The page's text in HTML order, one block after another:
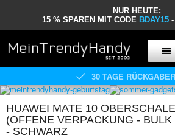
NUR HEUTE:
15 % SPAREN MIT CODE BDAY15 -
30 TAGE
HUAWEI MATE 10
(OFFENE VERPACKUNG -
- SCHWARZ